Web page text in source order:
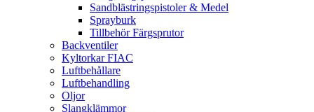
Sandblästringspistoler & Medel
Sprayburk
Tillbehör Färgsprutor
Backventiler
Kyltorkar FIAC
Luftbehållare
Luftbehandling
Oljor
Slangklämmor